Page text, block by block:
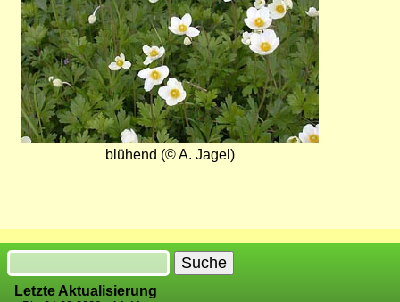
blühend (© A. Jagel)
Suche
Letzte Aktualisierung